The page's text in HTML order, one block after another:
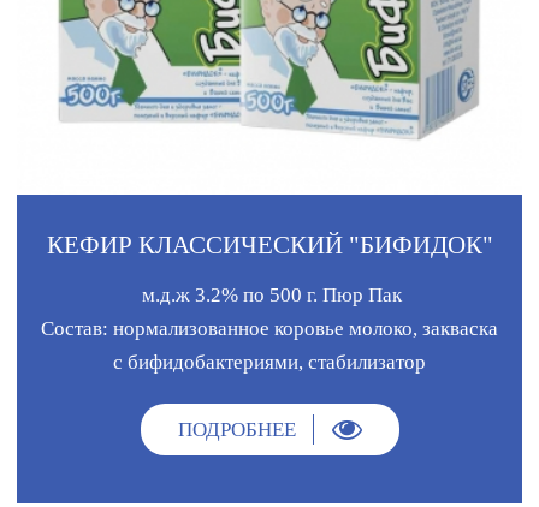
КЕФИР КЛАССИЧЕСКИЙ "БИФИДОК"
м.д.ж 3.2% по 500 г. Пюр Пак
Состав: нормализованное коровье молоко, закваска
с бифидобактериями, стабилизатор
ПОДРОБНЕЕ